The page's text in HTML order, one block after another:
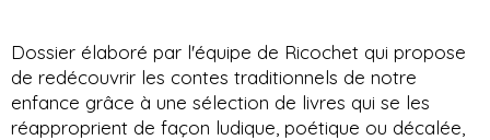
Dossier élaboré par l'équipe de Ricochet qui propose
de redécouvrir les contes traditionnels de notre
enfance grâce à une sélection de livres qui se les
réapproprient de façon ludique, poétique ou décalée,